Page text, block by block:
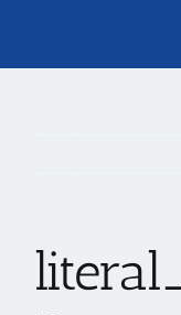
TRANSPARENCIA
CONTACTO